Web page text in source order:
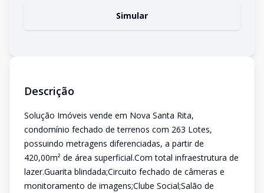
Simular
Descrição
Solução Imóveis vende em Nova Santa Rita,
condomínio fechado de terrenos com 263 Lotes,
possuindo metragens diferenciadas, a partir de
420,00m² de área superficial.Com total infraestrutura de
lazer.Guarita blindada;Circuito fechado de câmeras e
monitoramento de imagens;Clube Social;Salão de